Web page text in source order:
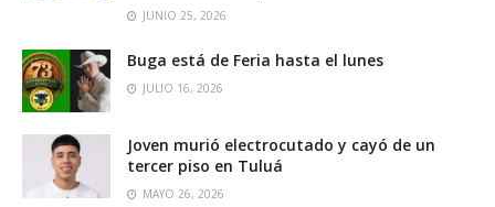
JUNIO 25, 2026
Buga está de Feria hasta el lunes
JULIO 16, 2026
Joven murió electrocutado y cayó de un
tercer piso en Tuluá
MAYO 26, 2026